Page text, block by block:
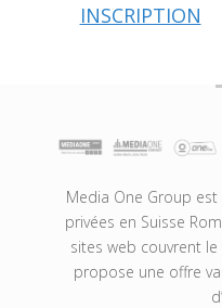
INSCRIPTION
Media One Group
privées en Suisse
sites web couvrent
propose une offre